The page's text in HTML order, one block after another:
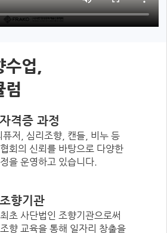
업,
럼
격증 과정
퓨저, 심리조향, 캔들, 비누 등
회의 신뢰를 바탕으로 다양한
을 운영하고 있습니다.
향기관
초 사단법인 조향기관으로써
향 교육을 통해 일자리 창출을